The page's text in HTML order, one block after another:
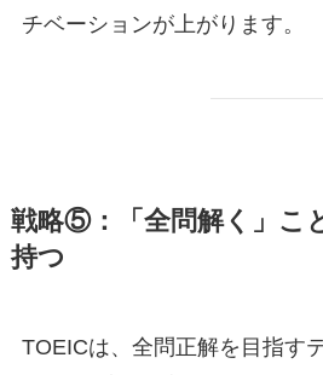
チベーションが上がります。
戦略⑤：「全問解く」こ
持つ
TOEICは、全問正解を目指す